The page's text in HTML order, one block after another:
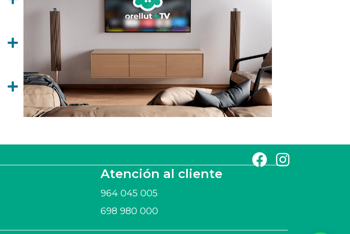
Atención al cliente
964 045 005
698 980 000